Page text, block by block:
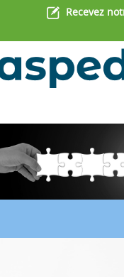
Recevez